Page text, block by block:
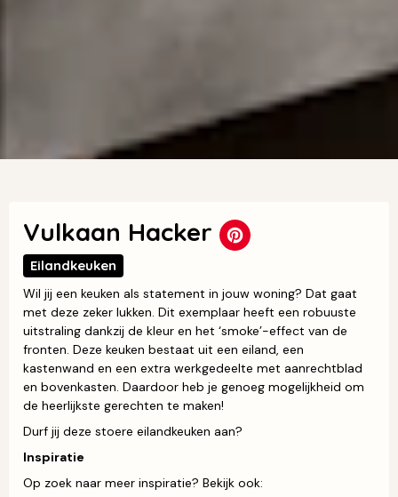
Vulkaan Hacker
Eilandkeuken
Wil jij een keuken als statement in jouw woning? Dat gaat
met deze zeker lukken. Dit exemplaar heeft een robuuste
uitstraling dankzij de kleur en het ‘smoke’-effect van de
fronten. Deze keuken bestaat uit een eiland, een
kastenwand en een extra werkgedeelte met aanrechtblad
en bovenkasten. Daardoor heb je genoeg mogelijkheid om
de heerlijkste gerechten te maken!
Durf jij deze stoere eilandkeuken aan?
Inspiratie
Op zoek naar meer inspiratie? Bekijk ook: